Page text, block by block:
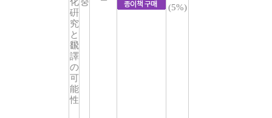
硏
究
と
飜
譯
の
可
能
性
(5%)